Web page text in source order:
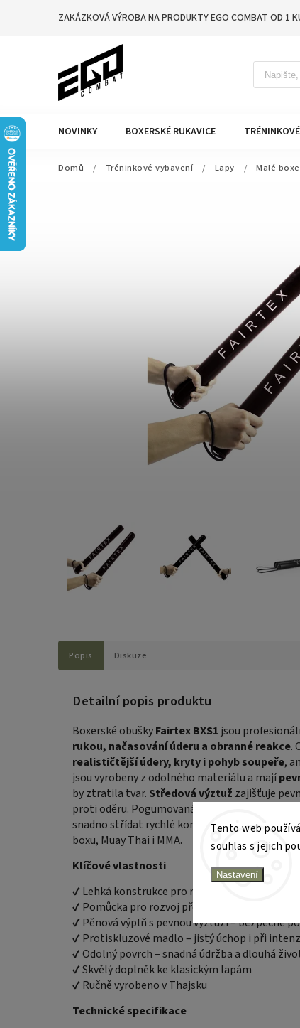
Tento web
souhlas s jejich
Nastavení
ZAKÁZKOVÁ VÝROBA NA PRODUKTY EGO COMBAT OD 1
NOVINKY BOXERSKÉ RUKAVICE
Domů / Tréninkové vybavení / Lapy / Malé
Popis Diskuze
Detailní popis produktu
Boxerské obuškyFairtex BXS1 jsou
rukou, načasování úderu a obranné reakce.
realističtější údery, kryty i pohyb soupeře,
jsou vyrobeny z odolného materiálu a mají
by ztratila tvar. Středová výztuž zajišťuje
proti oděru. Pogumovaná madla zajišťují
snadno střídat rychlé kombinace, simulace
boxu, Muay Thai i MMA.
Klíčové vlastnosti
✔ Lehká konstrukce pro rychlou práci s rukama
✔ Pomůcka pro rozvoj přesnosti, načasování a
✔ Pěnová výplň s pevnou výztuží – bezpečné
✔ Protiskluzové madlo – jistý úchop i při
✔ Odolný povrch – snadná údržba a dlouhá
✔ Skvělý doplněk ke klasickým lapám
✔ Ručně vyrobeno v Thajsku
Technické specifikace